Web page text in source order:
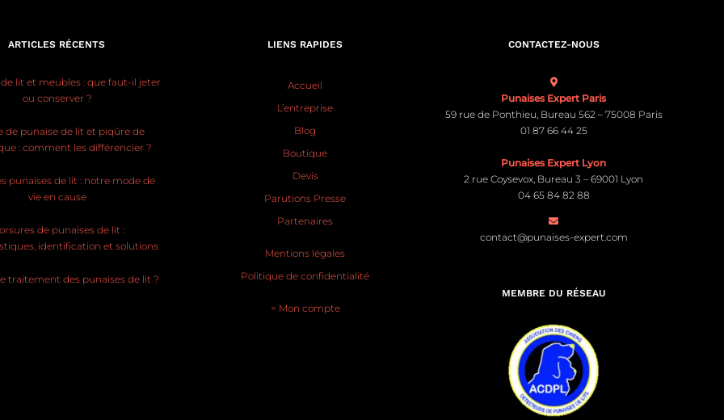
ARTICLES RÉCENTS
lit et meubles : que faut-il jeter
ou conserver ?
de punaise de lit et piqûre de
: comment les différencier ?
punaises de lit : notre mode de
vie en cause
de punaises de lit :
identification et solutions
traitement des punaises de lit ?
LIENS RAPIDES
Accueil
L’entreprise
Blog
Boutique
Devis
Parutions Presse
Partenaires
Mentions légales
Politique de confidentialité
> Mon compte
CONTACTEZ-NOUS
Punaises Expert Paris
59 rue de Ponthieu, Bureau 562 – 75008 Paris
01 87 66 44 25
Punaises Expert Lyon
2 rue Coysevox, Bureau 3 – 69001 Lyon
04 65 84 82 88
contact@punaises-expert.com
MEMBRE DU RÉSEAU